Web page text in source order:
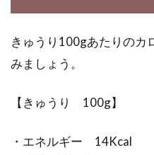
黒くな
果物のな
きゅうり100gあたりのカ
みましょう。
【きゅうり 100g】
・エネルギー 14Kcal